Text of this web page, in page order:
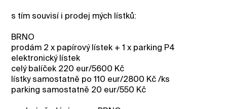
s tím souvisí i prodej mých lístků:
BRNO
prodám 2 x papírový lístek + 1 x parking P4
elektronický lístek
celý balíček 220 eur/5600 Kč
lístky samostatně po 110 eur/2800 Kč /ks
parking samostatně 20 eur/550 Kč